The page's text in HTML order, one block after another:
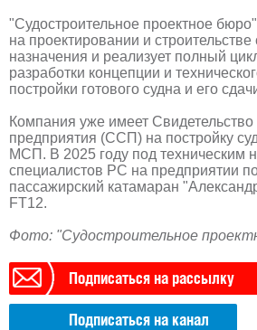
"Судостроительное проектное
на проектировании и строительстве
назначения и реализует полный
разработки концепции и
постройки готового судна и его
Компания уже имеет
предприятия (ССП) на постройку
МСП. В 2025 году под техническим
специалистов РС на предприятии
пассажирский катамаран
FT12.
Фото: "Судостроительное
Подписаться на рассылку
Подписаться на канал